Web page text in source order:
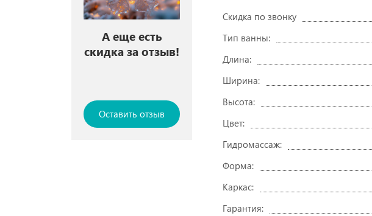
А еще есть
скидка за отзыв!
Оставить отзыв
Скидка по звонку
Тип ванны:
Длина:
Ширина:
Высота:
Цвет:
Гидромассаж:
Форма:
Каркас:
Гарантия: